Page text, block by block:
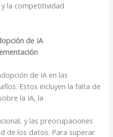
la competitividad
de IA
de IA en las
Estos incluyen la falta de
la IA, la
y las preocupaciones
de los datos. Para superar